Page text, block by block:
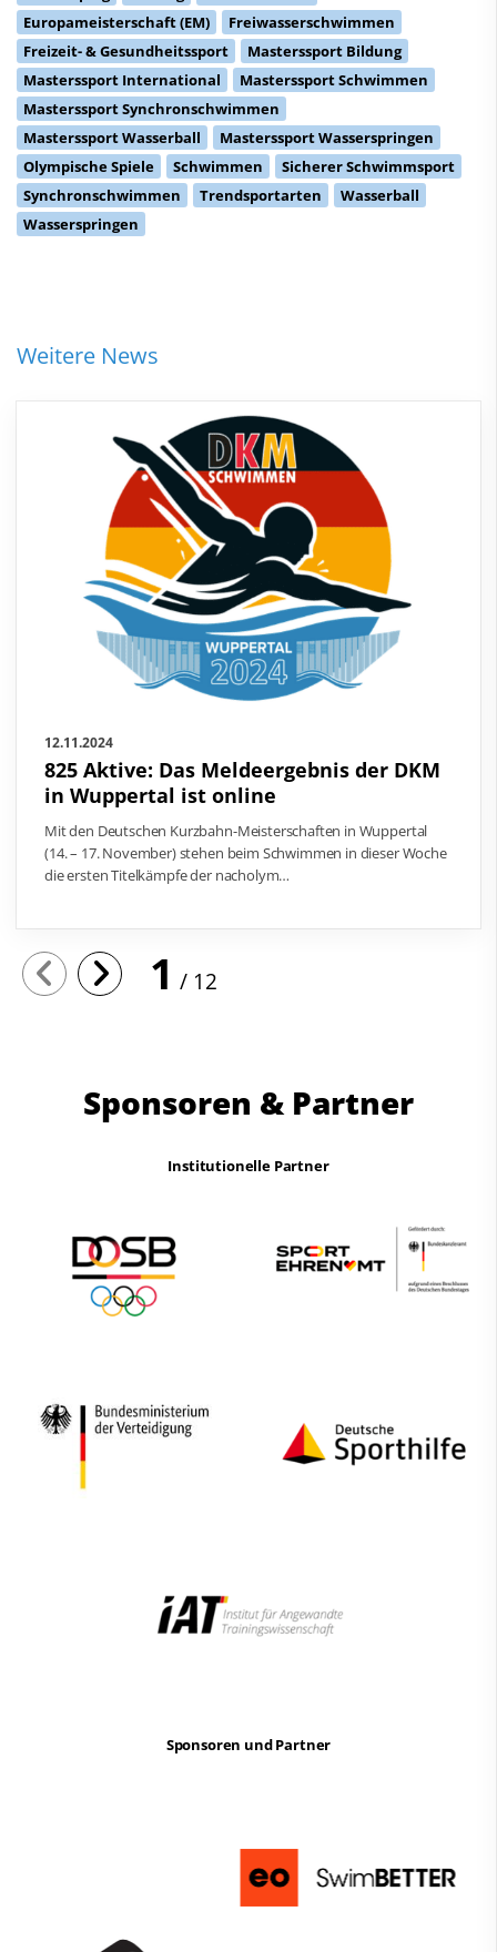
Europameisterschaft (EM)
Freiwasserschwimmen
Freizeit- & Gesundheitssport
Masterssport Bildung
Masterssport International
Masterssport Schwimmen
Masterssport Synchronschwimmen
Masterssport Wasserball
Masterssport Wasserspringen
Olympische Spiele
Schwimmen
Sicherer Schwimmsport
Synchronschwimmen
Trendsportarten
Wasserball
Wasserspringen
Weitere News
12.11.2024
825 Aktive: Das Meldeergebnis der DKM
in Wuppertal ist online
Mit den Deutschen Kurzbahn-Meisterschaften in Wuppertal
(14. – 17. November) stehen beim Schwimmen in dieser Woche
die ersten Titelkämpfe der nacholym…
1 12
Sponsoren & Partner
Institutionelle Partner
Sponsoren und Partner